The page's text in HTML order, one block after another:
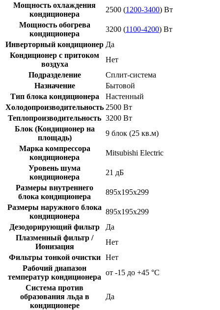
Мощность охлаждения
кондиционера
2500 (1200-3400) Вт
Мощность обогрева
кондиционера
3200 (1100-4200) Вт
Инверторный кондиционер Да
Кондиционер с притоком
воздуха
Нет
Подразделение
Сплит-система
Назначение
Бытовой
Тип блока кондиционера
Настенный
Холодопроизводительность 2500 Вт
Теплопроизводительность 3200 Вт
Блок (Кондиционер на
площадь)
9 блок (25 кв.м)
Марка компрессора
кондиционера
Mitsubishi Electric
Уровень шума
кондиционера
21 дБ
Размеры внутреннего
блока кондиционера
895x195x299
Размеры наружного блока
кондиционера
895x195x299
Дезодорирующий фильтр
Да
Плазменный фильтр /
Ионизация
Нет
Фильтры тонкой очистки
Нет
Рабочий диапазон
температур кондиционера
от -15 до +45 °C
Система против
образования льда в
кондиционере
Да